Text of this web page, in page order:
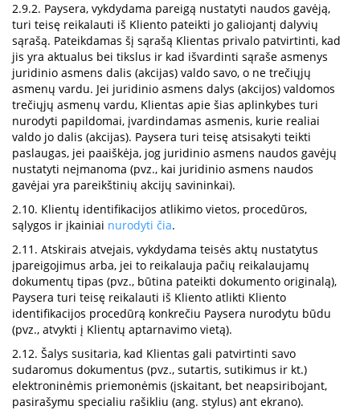
2.9.2. Paysera, vykdydama pareigą nustatyti naudos gavėją,
turi teisę reikalauti iš Kliento pateikti jo galiojantį dalyvių
sąrašą. Pateikdamas šį sąrašą Klientas privalo patvirtinti, kad
jis yra aktualus bei tikslus ir kad išvardinti sąraše asmenys
juridinio asmens dalis (akcijas) valdo savo, o ne trečiųjų
asmenų vardu. Jei juridinio asmens dalys (akcijos) valdomos
trečiųjų asmenų vardu, Klientas apie šias aplinkybes turi
nurodyti papildomai, įvardindamas asmenis, kurie realiai
valdo jo dalis (akcijas). Paysera turi teisę atsisakyti teikti
paslaugas, jei paaiškėja, jog juridinio asmens naudos gavėjų
nustatyti neįmanoma (pvz., kai juridinio asmens naudos
gavėjai yra pareikštinių akcijų savininkai).
2.10. Klientų identifikacijos atlikimo vietos, procedūros,
sąlygos ir įkainiai nurodyti čia.
2.11. Atskirais atvejais, vykdydama teisės aktų nustatytus
įpareigojimus arba, jei to reikalauja pačių reikalaujamų
dokumentų tipas (pvz., būtina pateikti dokumento originalą),
Paysera turi teisę reikalauti iš Kliento atlikti Kliento
identifikacijos procedūrą konkrečiu Paysera nurodytu būdu
(pvz., atvykti į Klientų aptarnavimo vietą).
2.12. Šalys susitaria, kad Klientas gali patvirtinti savo
sudaromus dokumentus (pvz., sutartis, sutikimus ir kt.)
elektroninėmis priemonėmis (įskaitant, bet neapsiribojant,
pasirašymu specialiu rašikliu (ang. stylus) ant ekrano).